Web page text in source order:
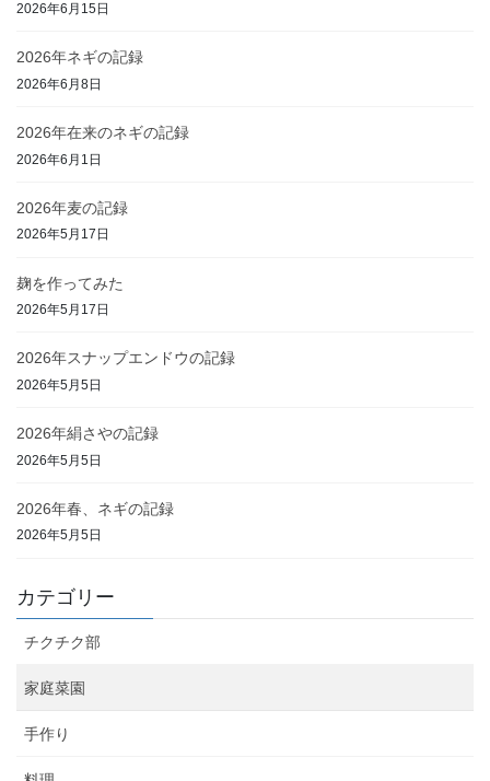
2026年6月15日
2026年ネギの記録
2026年6月8日
2026年在来のネギの記録
2026年6月1日
2026年麦の記録
2026年5月17日
麹を作ってみた
2026年5月17日
2026年スナップエンドウの記録
2026年5月5日
2026年絹さやの記録
2026年5月5日
2026年春、ネギの記録
2026年5月5日
カテゴリー
チクチク部
家庭菜園
手作り